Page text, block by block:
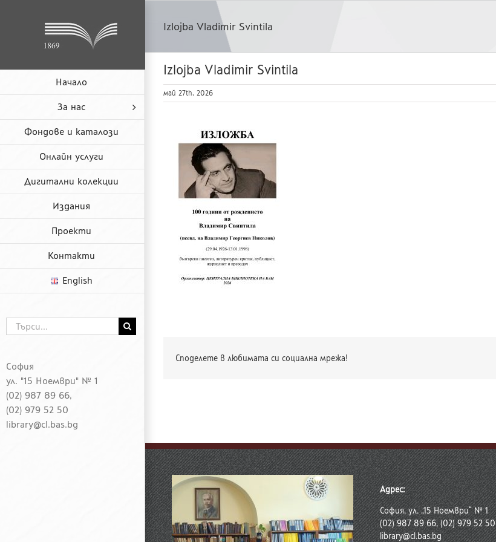
Начало
За нас
Фондове и каталози
Онлайн услуги
Дигитални колекции
Издания
Проекти
Контакти
English
София
ул. "15 Ноември" № 1
(02) 987 89 66,
(02) 979 52 50
library@cl.bas.bg
Търсене
...
Izlojba Vladimir Svintila
Izlojba Vladimir Svintila
май 27th, 2026
Споделете в любимата си социална мрежа!
Адрес:
София, ул. „15 Ноември“ № 1
(02) 987 89 66, (02) 979 52 50
library@cl.bas.bg